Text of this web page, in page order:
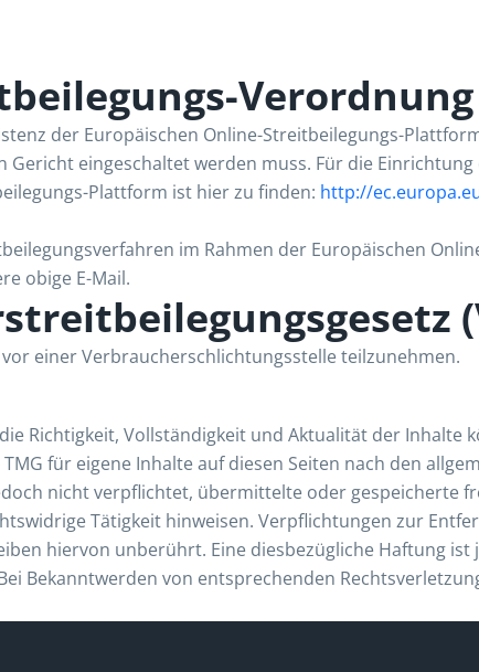
Verordnung
der Europäischen Online-Streitbeilegungs-
eingeschaltet werden muss. Für die
Plattform ist hier zu finden: http://
im Rahmen der Europäischen
obige E-Mail.
einer Verbraucherschlichtungsstelle teilzunehmen.
Richtigkeit, Vollständigkeit und Aktualität der Inhalte
für eigene Inhalte auf diesen Seiten nach den
nicht verpflichtet, übermittelte oder gespeicherte
Tätigkeit hinweisen. Verpflichtungen zur
hiervon unberührt. Eine diesbezügliche Haftung ist
Bekanntwerden von entsprechenden